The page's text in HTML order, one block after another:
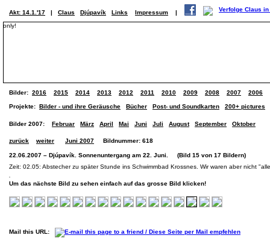
Akt: 14.1.'17 | Claus Djúpavík Links Impressum
|
only!
Bilder: 2016 2015 2014 2013 2012 2011 2010 2009 2008 2007 2006
Projekte: Bilder - und ihre Geräusche Bücher Post- und Soundkarten 200+ pictures
Bilder 2007: Februar März April Mai Juni Juli August September Oktober
zurück weiter Juni 2007 Bildnummer: 618
22.06.2007 – Djúpavík. Sonnenuntergang am 22. Juni. (Bild 15 von 17 Bildern)
Zeit: 02.05: Abstecher zu später Stunde ins Schwimmbad Krossnes. Wir waren aber nicht
Um das nächste Bild zu sehen einfach auf das grosse Bild klicken!
Mail this URL: